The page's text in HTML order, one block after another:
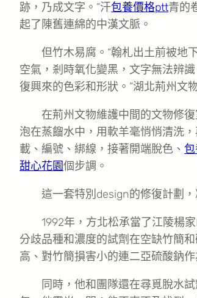
跡，乃成文字。”汗包養價格ptt青的
起了陳舊連綿的中漢文脈。
但竹木易腐。“翰札出土前被地
空氣，剎時氧化變黑，文字無法辨
復興來的色彩和形狀。”湖北荊州文
在荊州文物維護中間的文物修
泡在蒸餾水中，用軟羊毫悄悄清洗
載、編號、綁線，接著開端脫色、
甜心花園個步調。
這一套特別design的修復計劃
1992年，方北松承當了江陵楊
分歧品種和濃度的試劑在空缺竹簡
高、對竹簡損害小的連二亞硫酸鈉
同時，他和團隊還在尋覓脫水